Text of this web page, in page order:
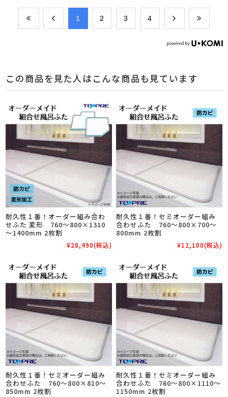
​1 ​2 ​3 ​4
この商品を見た人はこんな商品も見ています
耐久性１番！オーダー組み合わ
せふた 変形 760～800×1310
～1400mm 2枚割
¥28,490(税込)
耐久性１番！セミオーダー組み
合わせふた 760～800×700～
800mm 2枚割
¥12,100(税込)
耐久性１番！セミオーダー組み
合わせふた 760～800×810～
850mm 2枚割
耐久性１番！セミオーダー組み
合わせふた 760～800×1110～
1150mm 2枚割